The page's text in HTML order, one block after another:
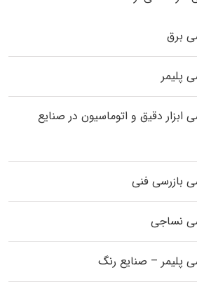
برق
پلیمر
ابزار دقیق و اتوماسیون در صنایع
بازرسی فنی
نساجی
پلیمر – صنایع رنگ